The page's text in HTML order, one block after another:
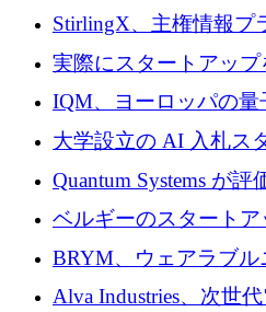
Venture Kick から 16
StirlingX、主権情報プ
するためにシリーズ A
実際にスタートアッ
ノベーション モデル
IQM、ヨーロッパの
企業として初めて米
大学設立の AI 入札ス
がプレシード資金総
Quantum Systems が
ドルを調達
ベルギーのスタート
の可視化のために 50
BRYM、ウェアラブ
クプラットフォームの
Alva Industries、次世